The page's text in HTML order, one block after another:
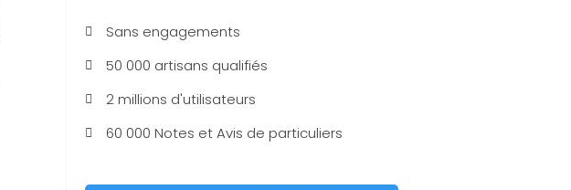
Sans engagements
50 000 artisans qualifiés
2 millions d'utilisateurs
60 000 Notes et Avis de particuliers